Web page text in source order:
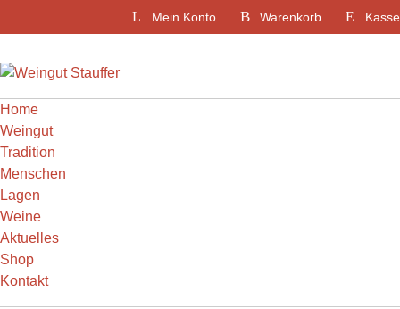
zum
Mein Konto Warenkorb Kasse
Home
Weingut
Tradition
Menschen
Lagen
Weine
Aktuelles
Shop
Kontakt